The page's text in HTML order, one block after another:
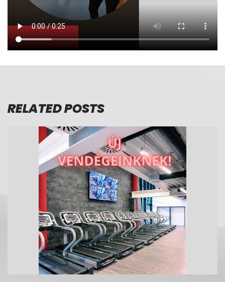
RELATED POSTS